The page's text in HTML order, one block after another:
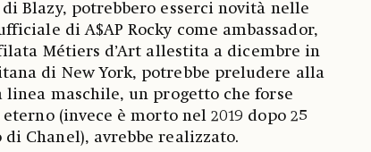
Blazy, potrebbero esserci novità nelle
di A$AP Rocky come ambassador,
Métiers d’Art allestita a dicembre in
di New York, potrebbe preludere alla
maschile, un progetto che forse
(invece è morto nel 2019 dopo 25
Chanel), avrebbe realizzato.